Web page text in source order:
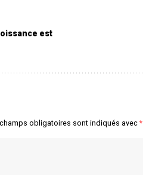
est
obligatoires sont indiqués avec*